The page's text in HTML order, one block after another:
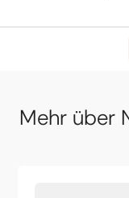
Mehr über